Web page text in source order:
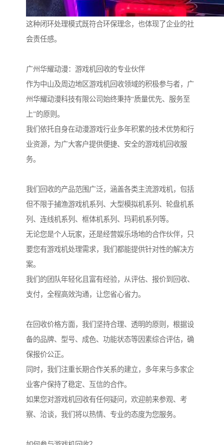
这种闭环处理模式既符合环保理念，也体现了企业的社
会责任感。
广州华耀动漫：游戏机回收的专业伙伴
作为中山及周边地区游戏机回收领域的积极参与者，广
州华耀动漫科技有限公司始终秉持“质量优先、服务至
上”的原则。
我们依托自身在动漫游戏行业多年积累的技术优势和行
业资源，为广大客户提供便捷、安全的游戏机回收服
务。
我们回收的产品范围广泛，涵盖各类主流游戏机，包括
但不限于捕渔游戏机系列、大型模拟机系列、轮盘机系
列、连线机系列、框体机系列、玛莉机系列等。
无论您是个人玩家，还是经营娱乐场地的合作伙伴，只
要您有游戏机处理需求，我们都能提供针对性的解决方
案。
我们的团队年轻化且富有经验，从评估、报价到回收、
支付，全程高效沟通，让您省心省力。
在回收价格方面，我们坚持合理、透明的原则，根据设
备的品牌、型号、成色、功能状态等因素综合评估，确
保报价公正。
同时，我们注重长期合作关系的建立，多年来与多家企
业客户保持了稳定、互信的合作。
如果您对游戏机回收有任何疑问，欢迎前来参观、考
察、洽谈，我们将以热情、专业的态度为您服务。